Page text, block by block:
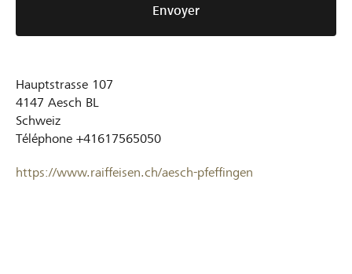
Envoyer
Hauptstrasse 107
4147 Aesch BL
Schweiz
Téléphone +41617565050
https://www.raiffeisen.ch/aesch-pfeffingen